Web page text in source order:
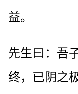
益。
先生曰：吾
终，已阴之